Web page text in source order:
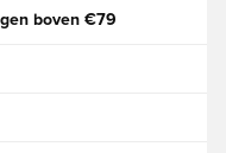
boven €79